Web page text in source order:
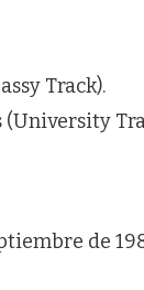
Track).
(University
de